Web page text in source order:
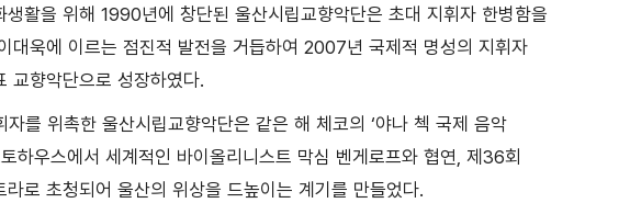
활을 위해 1990년에 창단된 울산시립교향악단은 초대 지휘자 한병함을
대욱에 이르는 점진적 발전을 거듭하여 2007년 국제적 명성의 지휘자
교향악단으로 성장하였다.
를 위촉한 울산시립교향악단은 같은 해 체코의 ‘야나 첵 국제 음악
하우스에서 세계적인 바이올리니스트 막심 벤게로프와 협연, 제36회
로 초청되어 울산의 위상을 드높이는 계기를 만들었다.